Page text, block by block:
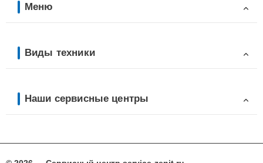
Меню
Виды техники
Наши сервисные центры